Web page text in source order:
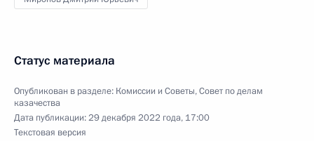
Статус материала
Опубликован в разделе: Комиссии и Советы,Совет по делам
казачества
Дата публикации:29 декабря 2022 года, 17:00
Текстовая версия